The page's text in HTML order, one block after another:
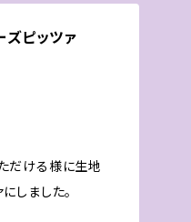
ピッツァ
だける様に生地
しました。